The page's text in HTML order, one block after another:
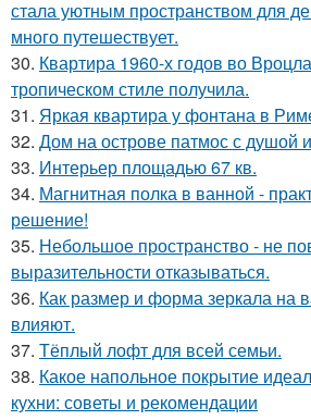
стала уютным пространством для
много путешествует.
30. Квартира 1960-х годов во
тропическом стиле получила.
31. Яркая квартира у фонтана в
32. Дом на острове патмос с душой
33. Интерьер площадью 67 кв.
34. Магнитная полка в ванной -
решение!
35. Небольшое пространство - не
выразительности отказываться.
36. Как размер и форма зеркала на
влияют.
37. Тёплый лофт для всей семьи.
38. Какое напольное покрытие
кухни: советы и рекомендации